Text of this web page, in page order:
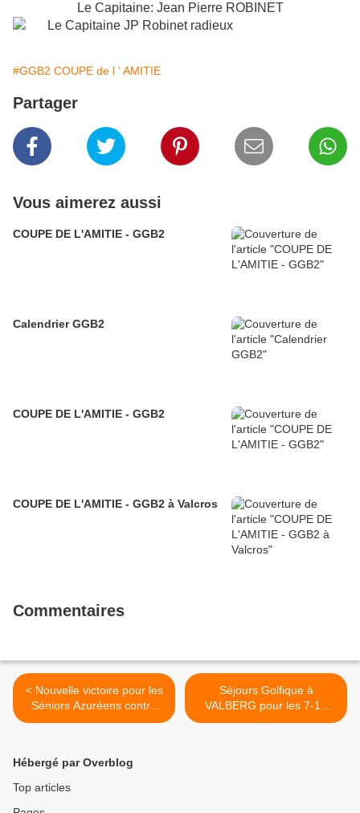
Le Capitaine: Jean Pierre ROBINET
#GGB2 COUPE de l ' AMITIE
Partager
Vous aimerez aussi
COUPE DE L'AMITIE - GGB2
Calendrier GGB2
COUPE DE L'AMITIE - GGB2
COUPE DE L'AMITIE - GGB2 à Valcros
Commentaires
< Nouvelle victoire pour les
Séniors Azuréens contre
BEAUVALLON
Séjours Golfique à
VALBERG pour les 7-18
Ans >
Hébergé par Overblog
Top articles